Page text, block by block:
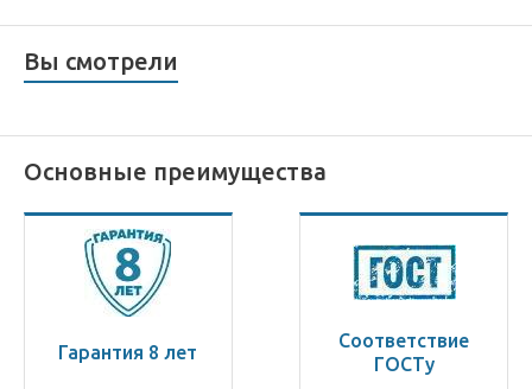
Вы смотрели
Основные преимущества
Гарантия 8 лет
Соответствие
ГОСТу